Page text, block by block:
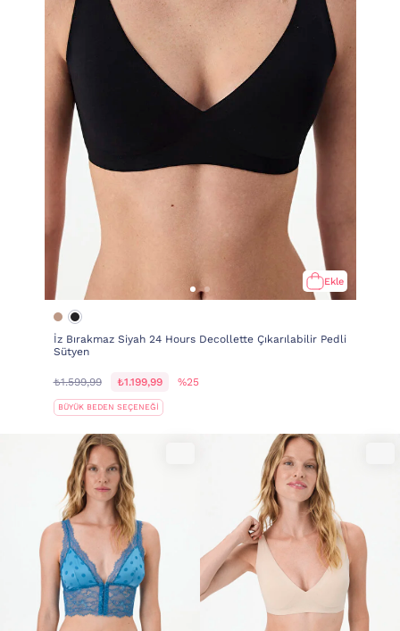
Ekle
İz Bırakmaz Siyah 24 Hours Decollette Çıkarılabilir Pedli
Sütyen
₺1.599,99 ₺1.199,99 %25
BÜYÜK BEDEN SEÇENEĞİ